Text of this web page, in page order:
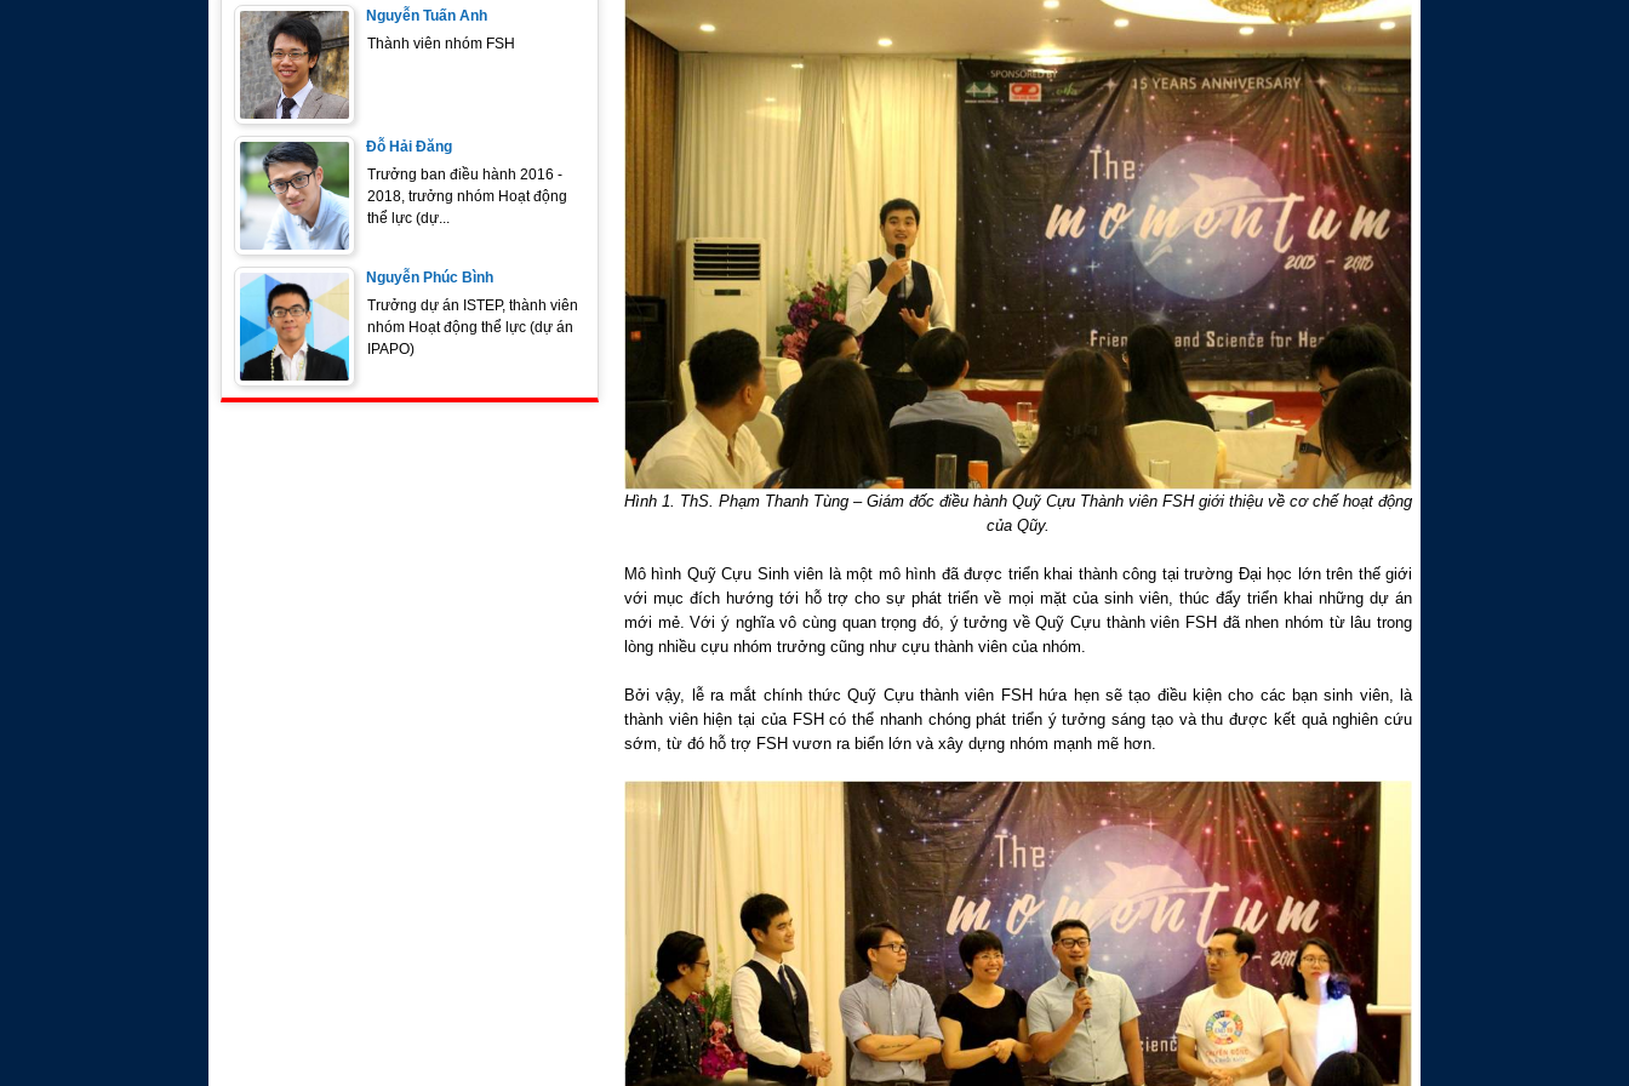
Nguyễn Tuấn Anh
Thành viên nhóm FSH
Đỗ Hải Đăng
Trưởng ban điều hành 2016 -
2018, trưởng nhóm Hoạt động
thể lực (dự...
Nguyễn Phúc Bình
Trưởng dự án ISTEP, thành viên
nhóm Hoạt động thể lực (dự án
IPAPO)
Hình 1. ThS. Phạm Thanh Tùng – Giám đốc điều hành Quỹ Cựu Thành viên FSH giới thiệu về cơ chế hoạt động
của Qũy.
Mô hình Quỹ Cựu Sinh viên là một mô hình đã được triển khai thành công tại trường Đại học lớn trên thế giới
với mục đích hướng tới hỗ trợ cho sự phát triển về mọi mặt của sinh viên, thúc đẩy triển khai những dự án
mới mẻ. Với ý nghĩa vô cùng quan trọng đó, ý tưởng về Quỹ Cựu thành viên FSH đã nhen nhóm từ lâu trong
lòng nhiều cựu nhóm trưởng cũng như cựu thành viên của nhóm.
Bởi vậy, lễ ra mắt chính thức Quỹ Cựu thành viên FSH hứa hẹn sẽ tạo điều kiện cho các bạn sinh viên, là
thành viên hiện tại của FSH có thể nhanh chóng phát triển ý tưởng sáng tạo và thu được kết quả nghiên cứu
sớm, từ đó hỗ trợ FSH vươn ra biển lớn và xây dựng nhóm mạnh mẽ hơn.